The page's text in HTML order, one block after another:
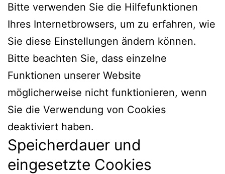
Bitte verwenden Sie die Hilfefunktionen
Ihres Internetbrowsers, um zu erfahren, wie
Sie diese Einstellungen ändern können.
Bitte beachten Sie, dass einzelne
Funktionen unserer Website
möglicherweise nicht funktionieren, wenn
Sie die Verwendung von Cookies
deaktiviert haben.
Speicherdauer und
eingesetzte Cookies